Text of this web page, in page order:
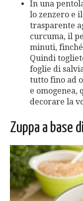
In una
lo zenzero e
trasparente
curcuma, il
minuti,
Quindi
foglie di
tutto fino ad
e omogenea,
decorare la
Zuppa a base